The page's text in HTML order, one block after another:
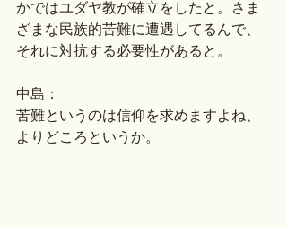
かではユダヤ教が確立をしたと。さま
ざまな民族的苦難に遭遇してるんで、
それに対抗する必要性があると。
中島：
苦難というのは信仰を求めますよね、
よりどころというか。